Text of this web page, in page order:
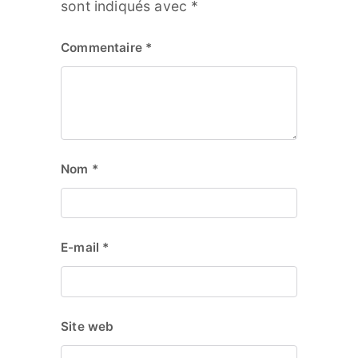
sont indiqués avec *
Commentaire *
Nom *
E-mail *
Site web